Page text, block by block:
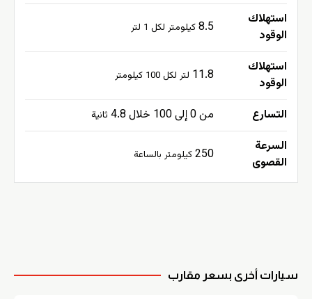
استهلاك
الوقود
8.5 كيلومتر لكل 1 لتر
استهلاك
الوقود
11.8 لتر لكل 100 كيلومتر
التسارع من 0 إلى 100 خلال 4.8 ثانية
السرعة
القصوى
250 كيلومتر بالساعة
سيارات أخرى بسعر مقارب